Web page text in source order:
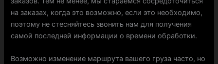
на заказах, когда это возможно, если это необходимо,
поэтому не стесняйтесь звонить нам для получения
самой последней информации о времени обработки.
Возможно изменение маршрута вашего груза часто, но